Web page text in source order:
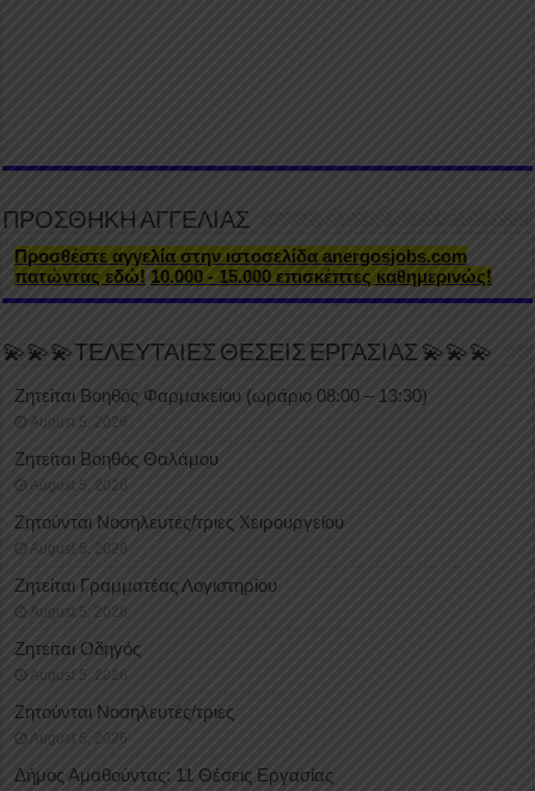
ΠΡΟΣΘΗΚΗ ΑΓΓΕΛΙΑΣ
Προσθέστε αγγελία στην ιστοσελίδα anergosjobs.com
πατώντας εδώ! 10.000 - 15.000 επισκέπτες καθημερινώς!
💫💫💫ΤΕΛΕΥΤΑΙΕΣ ΘΕΣΕΙΣ ΕΡΓΑΣΙΑΣ 💫💫💫
Ζητείται Βοηθός Φαρμακείου (ωράριο 08:00 – 13:30)
August 5, 2026
Ζητείται Βοηθός Θαλάμου
August 5, 2026
Ζητούνται Νοσηλευτές/τριες Χειρουργείου
August 5, 2026
Ζητείται Γραμματέας Λογιστηρίου
August 5, 2026
Ζητείται Οδηγός
August 5, 2026
Ζητούνται Νοσηλευτές/τριες
August 5, 2026
Δήμος Αμαθούντας: 11 Θέσεις Εργασίας